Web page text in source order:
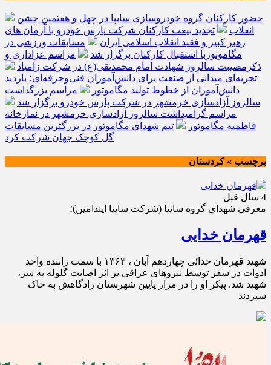
حضور کارکنان گروه خودروسازی سایپا در چهل و هفتمین جشن
انقلاب
تجدید بیعت کارکنان شرکت پارس خودرو با آرمان های
رهبر کبیر و فقید انقلاب اسلامی ایران
مسابقات ورزشی در
مگاموتوربا استقبال کارکنان برگزار شد
مراسم عزاداری و
ذکرمصیبت سالروز شهادت امام محمدتقی(ع) در شرکت زامیاد
تجربه‌ای میدانی از صنعت برای دانش‌آموزان فنی‌وحرفه‌ای؛ بازدید
دانش‌آموزان از خطوط تولید مگاموتور
مراسم بزرگداشت
سالروز آزادسازی خرمشهر در شرکت پارس خودرو برگزار شد
مراسم گرامیداشت سالروز آزادسازی خرمشهر در نمازخانه
فاطمیه مگاموتور
تیم شهدای مگاموتور در بزرگترین مسابقات
گل کوچک جهان شرکت کرد
برچسب » کردستان
4 سال قبل
معرفي شهداي گروه سايپا (شركت سايپا ايندامين)؛
قهرمان خدایی
شهید قهرمان خدائی چهاردهم آبان ، ۱۳۶۳ با سمت راننده واحد
ادوات در سقز توسط نیروهای عراقی بر اثر اصابت گلوله به سر،
شهید شد. پیکر او را در مزار پایین شهرستان زادگاهش به خاک
سپردند